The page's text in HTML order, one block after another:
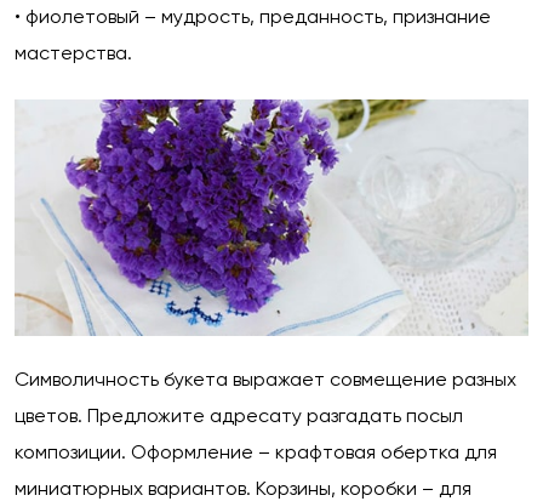
• фиолетовый – мудрость, преданность, признание
мастерства.
Символичность букета выражает совмещение разных
цветов. Предложите адресату разгадать посыл
композиции. Оформление – крафтовая обертка для
миниатюрных вариантов. Корзины, коробки – для